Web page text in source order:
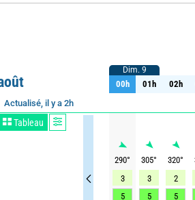
Actualisé, il y a 2h
Tableau
Dim. 9
00h 01h 02h
Dim. 9
00h 01h 02h
290° 305° 320°
3
3 2
5
5 5